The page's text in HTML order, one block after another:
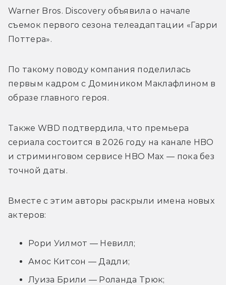
Warner Bros. Discovery объявила о начале
съемок первого сезона телеадаптации «Гарри
Поттера».
По такому поводу компания поделилась
первым кадром с Домиником Маклафлином в
образе главного героя.
Также WBD подтвердила, что премьера
сериала состоится в 2026 году на канале HBO
и стриминговом сервисе HBO Max — пока без
точной даты.
Вместе с этим авторы раскрыли имена новых
актеров:
Рори Уилмот — Невилл;
Амос Китсон — Дадли;
Луиза Брили — Роланда Трюк;